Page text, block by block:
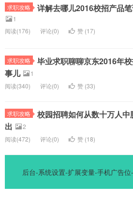
求职攻略 详解去哪儿2016校招产品
1
阅读(176) 评论(0) 赞 (17)
求职攻略
毕业求职聊聊京东2016年
事儿
1
阅读(340) 评论(0) 赞 (33)
求职攻略
校园招聘如何从数十万人中
出
2
阅读(472) 评论(0) 赞 (18)
后台-系统设置-扩展变量-手机广告